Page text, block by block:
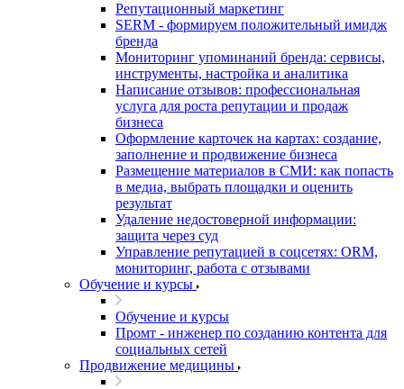
Репутационный маркетинг
SERM - формируем положительный имидж
бренда
Мониторинг упоминаний бренда: сервисы,
инструменты, настройка и аналитика
Написание отзывов: профессиональная
услуга для роста репутации и продаж
бизнеса
Оформление карточек на картах: создание,
заполнение и продвижение бизнеса
Размещение материалов в СМИ: как попасть
в медиа, выбрать площадки и оценить
результат
Удаление недостоверной информации:
защита через суд
Управление репутацией в соцсетях: ORM,
мониторинг, работа с отзывами
Обучение и курсы
Обучение и курсы
Промт - инженер по созданию контента для
социальных сетей
Продвижение медицины